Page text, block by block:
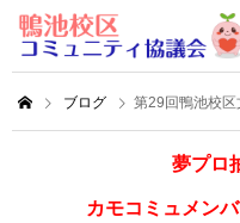
ブログ 第29回鴨池校
夢プロ
カモコミュメン